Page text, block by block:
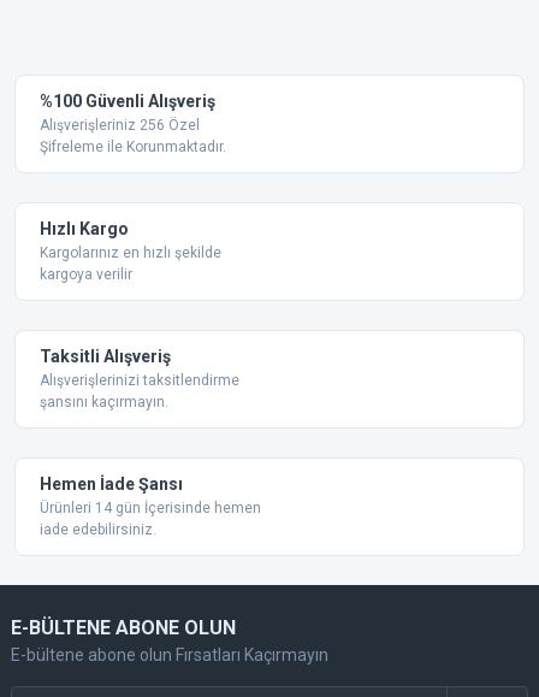
Ürün resmi kalitesiz, bozuk veya görüntülenemiyor.
Ürün açıklamasında eksik bilgiler bulunuyor.
Bu ürüne benzer farklı alternatifler olmalı.
%100 Güvenli Alışveriş
Alışverişleriniz 256 Özel
Şifreleme ile Korunmaktadır.
Hızlı Kargo
Kargolarınız en hızlı şekilde
kargoya verilir
Taksitli Alışveriş
Alışverişlerinizi taksitlendirme
şansını kaçırmayın.
Hemen İade Şansı
Ürünleri 14 gün İçerisinde hemen
iade edebilirsiniz.
E-BÜLTENE ABONE OLUN
E-bültene abone olun Fırsatları Kaçırmayın